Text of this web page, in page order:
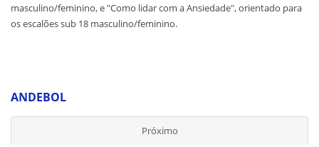
masculino/feminino, e "Como lidar com a Ansiedade", orientado para
os escalões sub 18 masculino/feminino.
ANDEBOL
Próximo